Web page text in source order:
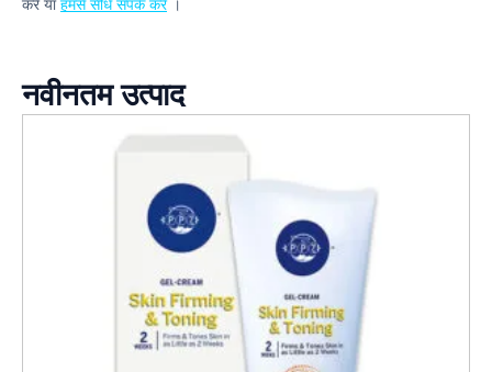
करें याहमसे सीधे संपर्क करें।
नवीनतम उत्पाद